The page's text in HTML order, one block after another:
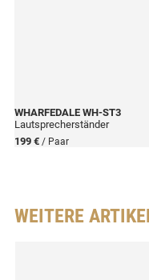
WHARFEDALE WH-ST3
Lautsprecherständer
199 € / Paar
WEITERE